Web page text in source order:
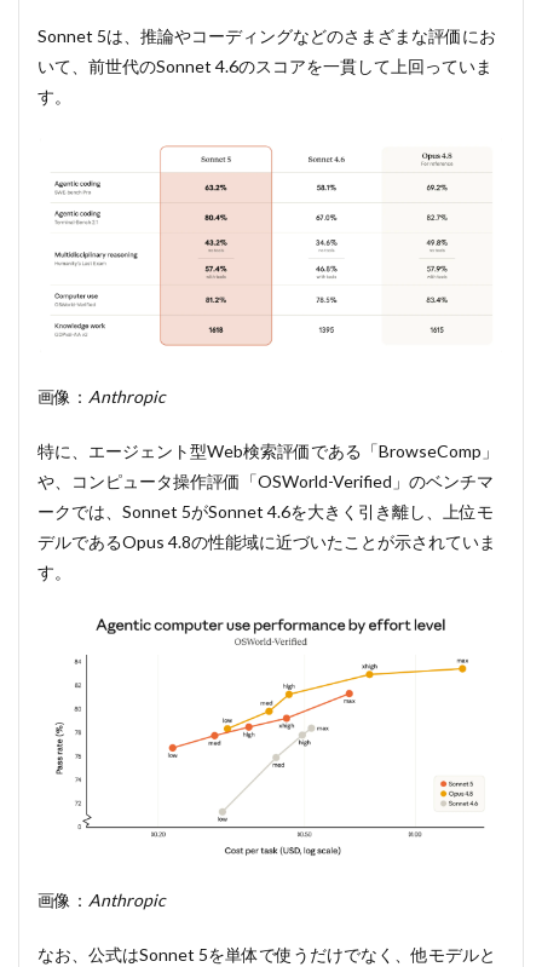
Sonnet 5は、推論やコーディングなどのさまざまな評価にお
いて、前世代のSonnet 4.6のスコアを一貫して上回っていま
す。
画像： Anthropic
特に、エージェント型Web検索評価である「BrowseComp」
や、コンピュータ操作評価「OSWorld-Verified」のベンチマ
ークでは、Sonnet 5がSonnet 4.6を大きく引き離し、上位モ
デルであるOpus 4.8の性能域に近づいたことが示されていま
す。
画像： Anthropic
なお、公式はSonnet 5を単体で使うだけでなく、他モデルと